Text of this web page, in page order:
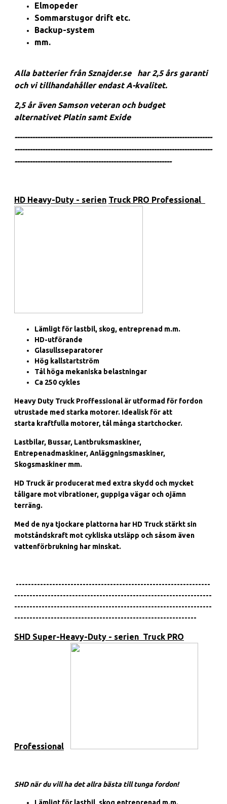
Elmopeder
Sommarstugor drift etc.
Backup-system
mm.
Alla batterier från Sznajder.se har 2,5 års garanti
och vi tillhandahåller endast A-kvalitet.
2,5 år även Samson veteran och budget
alternativet Platin samt Exide
------------------------------------------------------------------------------
------------------------------------------------------------------------------
--------------------------------------------------------------
HD Heavy-Duty - serien Truck PRO Professional
Lämligt för lastbil, skog, entreprenad m.m.
HD-utförande
Glasullsseparatorer
Hög kallstartström
Tål höga mekaniska belastningar
Ca 250 cykles
Heavy Duty Truck Proffessional är utformad för fordon
utrustade med starka motorer. Idealisk för att
starta kraftfulla motorer, tål många startchocker.
Lastbilar, Bussar, Lantbruksmaskiner,
Entrepenadmaskiner, Anläggningsmaskiner,
Skogsmaskiner mm.
HD Truck är producerat med extra skydd och mycket
tåligare mot vibrationer, guppiga vägar och ojämn
terräng.
Med de nya tjockare plattorna har HD Truck stärkt sin
motståndskraft mot cykliska utsläpp och såsom även
vattenförbrukning har minskat.
----------------------------------------------------------------
-----------------------------------------------------------------
-----------------------------------------------------------------
------------------------------------------------------------
SHD Super-Heavy-Duty - serien Truck PRO
Professional
SHD när du vill ha det allra bästa till tunga fordon!